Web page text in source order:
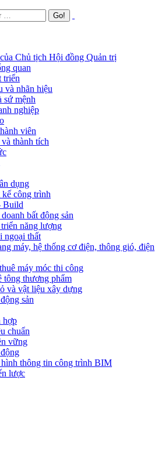
Chủ tịch Hội đồng Quản trị
quan
triển
và nhãn hiệu
sứ mệnh
nghiệp
viên
thành tích
dụng
công trình
Build
bất động sản
năng lượng
ngoại thất
máy, hệ thống cơ điện, thông gió, điện
máy móc thi công
tông thương phẩm
và vật liệu xây dựng
sản
hợp
chuẩn
vững
thông tin công trình BIM
lược